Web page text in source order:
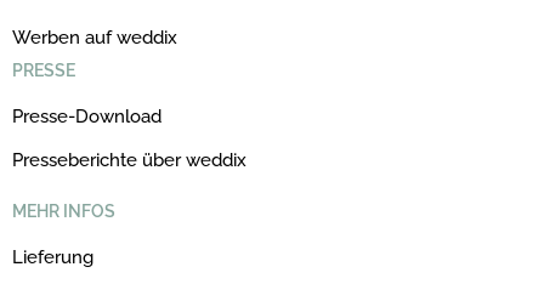
Werben auf weddix
PRESSE
Presse-Download
Presseberichte über weddix
MEHR INFOS
Lieferung